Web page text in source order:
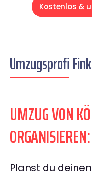
Kostenlos &
Umzugsprofi
UMZUG VON
Planst du deinen